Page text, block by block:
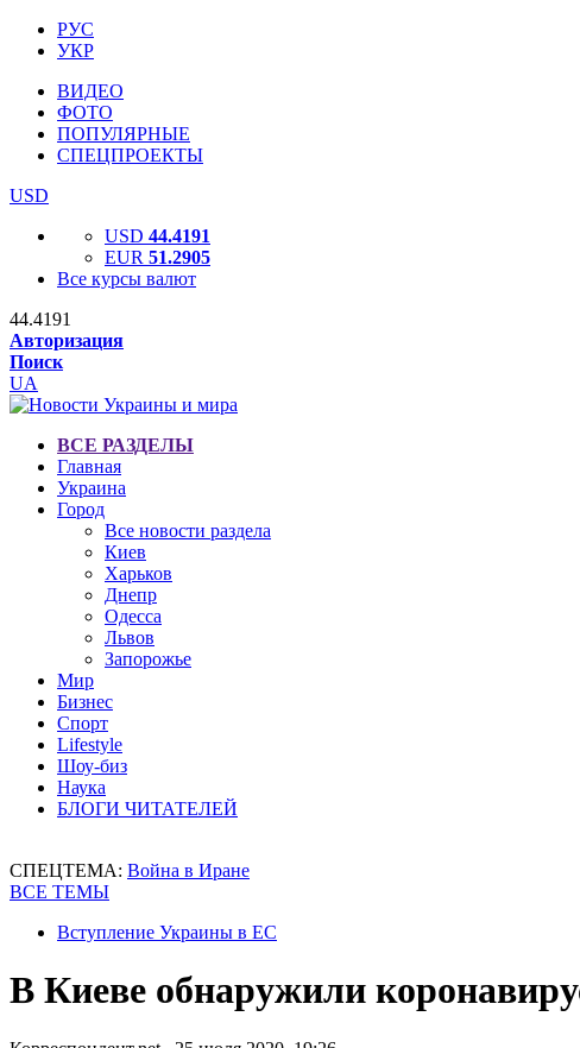
РУС
УКР
ВИДЕО
ФОТО
ПОПУЛЯРНЫЕ
СПЕЦПРОЕКТЫ
USD
USD 44.4191
EUR 51.2905
Все курсы валют
44.4191
Авторизация
Поиск
UA
ВСЕ РАЗДЕЛЫ
Главная
Украина
Город
Все новости раздела
Киев
Харьков
Днепр
Одесса
Львов
Запорожье
Мир
Бизнес
Спорт
Lifestyle
Шоу-биз
Наука
БЛОГИ ЧИТАТЕЛЕЙ
СПЕЦТЕМА: Война в Иране
ВСЕ ТЕМЫ
Вступление Украины в ЕС
В Киеве обнаружили